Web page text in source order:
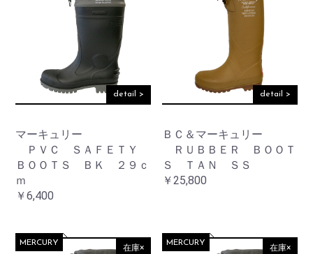
detail >
マーキュリー
ＰＶＣ ＳＡＦＥＴＹ
ＢＯＯＴＳ ＢＫ ２９ｃ
ｍ
￥6,400
detail >
ＢＣ＆マーキュリー
ＲＵＢＢＥＲ ＢＯＯＴ
Ｓ ＴＡＮ ＳＳ
￥25,800
在庫×
MERCURY 在庫×
MERCURY